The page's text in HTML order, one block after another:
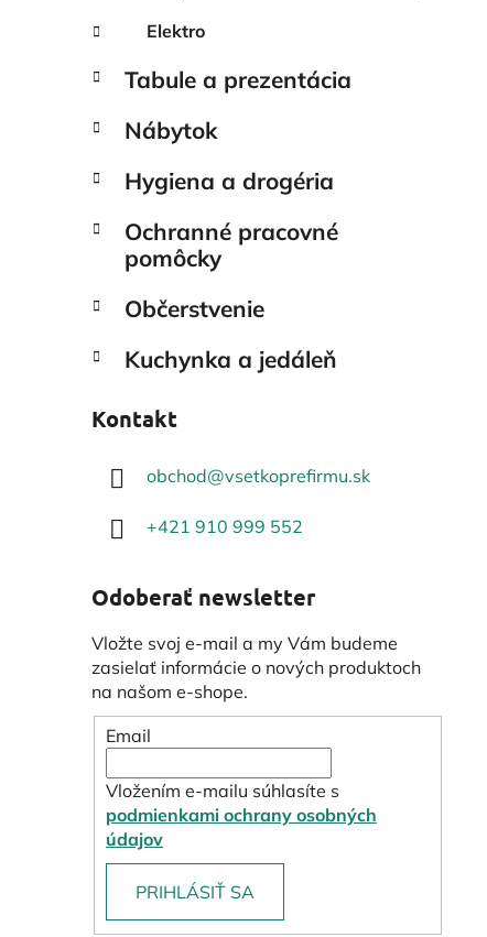
Elektro
Tabule a prezentácia
Nábytok
Hygiena a drogéria
Ochranné pracovné
pomôcky
Občerstvenie
Kuchynka a jedáleň
Kontakt
obchod@vsetkoprefirmu.sk
+421 910 999 552
Odoberať newsletter
Vložte svoj e-mail a my Vám budeme
zasielať informácie o nových produktoch
na našom e-shope.
Email
Vložením e-mailu súhlasíte s
podmienkami ochrany osobných
údajov
PRIHLÁSIŤ SA